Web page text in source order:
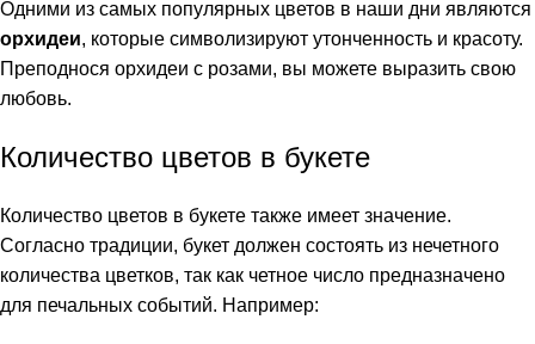
Одними из самых популярных цветов в наши дни являются
орхидеи, которые символизируют утонченность и красоту.
Преподнося орхидеи с розами, вы можете выразить свою
любовь.
Количество цветов в букете
Количество цветов в букете также имеет значение.
Согласно традиции, букет должен состоять из нечетного
количества цветков, так как четное число предназначено
для печальных событий. Например: